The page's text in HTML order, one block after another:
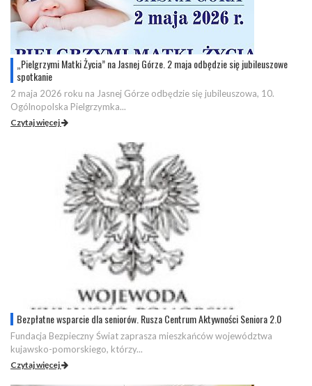
„Pielgrzymi Matki Życia” na Jasnej Górze. 2 maja odbędzie się jubileuszowe
spotkanie
2 maja 2026 roku na Jasnej Górze odbędzie się jubileuszowa, 10.
Ogólnopolska Pielgrzymka...
Czytaj więcej
Bezpłatne wsparcie dla seniorów. Rusza Centrum Aktywności Seniora 2.0
Fundacja Bezpieczny Świat zaprasza mieszkańców województwa
kujawsko-pomorskiego, którzy...
Czytaj więcej